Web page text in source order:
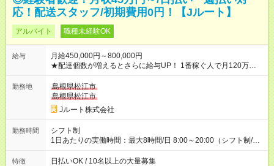
応！配送スタッフ/初期費用0円！【Jルート】
アルバイト 職種未経験OK
給与
月給450,000円～800,000円
★配達個数が増えるとさらに給与UP！ 1番稼ぐ人で月120万ほ
ど！ ・主要都市エリア 月収55万円／週5日稼働 月収65万~112
万円／週6日稼働 ・地方郊外エリア 月収40万円／週5日稼働 月
収40万円~50万円／週6日稼働 ＜モデルイメージ＞ ■月収50万
円 (27歳男性/江東区在住)※元建築関係 1日150個配達×25日勤務
(日休み) ■月収80万円(43歳男性/墨田区在住)※元営業 1日200個
勤務地
島根県松江市
島根県松江市
Jルート株式会社
勤務時間
シフト制
1日あたりの実働時間：最大8時間/日 8:00～20:00（シフト制/実
働8時間） ※週5日勤務（場所次第では週4も有り） ※配達状況に
よって時間外での勤務可能性有り ※案件により多少の前後あり
特徴 日払いOK / 10名以上の大量募集